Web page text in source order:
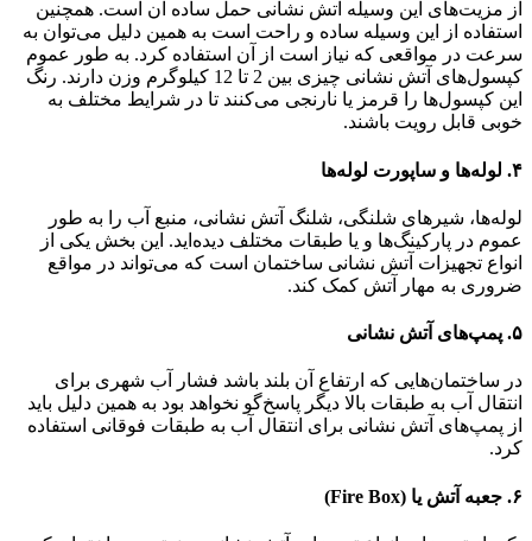
از مزیت‌های این وسیله آتش نشانی حمل ساده آن است. همچنین
استفاده از این وسیله ساده و راحت است به همین دلیل می‌توان به
سرعت در مواقعی که نیاز است از آن استفاده کرد. به طور عموم
کپسول‌های آتش نشانی چیزی بین 2 تا 12 کیلوگرم وزن دارند. رنگ
این کپسول‌ها را قرمز یا نارنجی می‌کنند تا در شرایط مختلف به
خوبی قابل رویت باشند.
۴. لوله‌ها و ساپورت لوله‌ها
لوله‌ها، شیرهای شلنگی، شلنگ آتش نشانی، منبع آب را به طور
عموم در پارکینگ‌ها و یا طبقات مختلف دیده‌اید. این بخش یکی از
انواع تجهیزات آتش نشانی ساختمان است که می‌تواند در مواقع
ضروری به مهار آتش کمک کند.
۵. پمپ‌های آتش نشانی
در ساختمان‌هایی که ارتفاع آن بلند باشد فشار آب شهری برای
انتقال آب به طبقات بالا دیگر پاسخ‌گو نخواهد بود به همین دلیل باید
از پمپ‌های آتش نشانی برای انتقال آب به طبقات فوقانی استفاده
کرد.
۶. جعبه آتش یا (Fire Box)